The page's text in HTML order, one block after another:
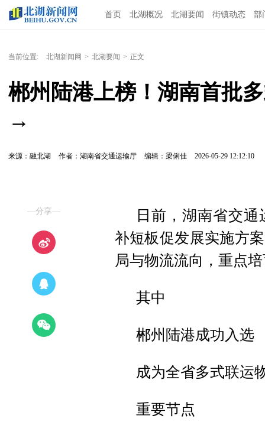
首页 北湖概况 北湖要闻 街镇动态 部
当前位置: 北湖新闻网 > 北湖要闻 > 正文
郴州陆港上榜！湖南首批
→
来源：融北湖 作者：湖南省交通运输厅 编辑：梁俐佳 2026-05-29 12:12:10
—分享—
日前，湖南省交
补短板促发展实施方
局与物流流向，重点
其中
郴州陆港成功入选
成为全省多式联运
重要节点